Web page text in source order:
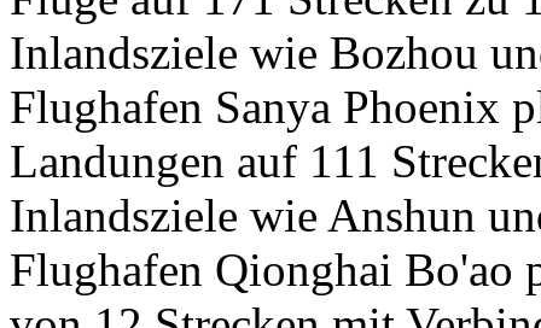
Inlandsziele wie Bozhou
Flughafen Sanya Phoenix
Landungen auf 111
Inlandsziele wie Anshun
Flughafen Qionghai Bo'ao